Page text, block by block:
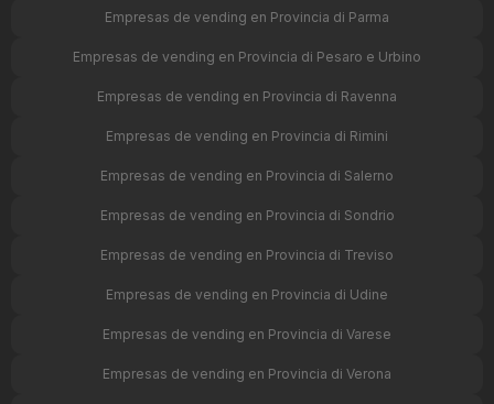
Empresas de vending en Provincia di Parma
Empresas de vending en Provincia di Pesaro e Urbino
Empresas de vending en Provincia di Ravenna
Empresas de vending en Provincia di Rimini
Empresas de vending en Provincia di Salerno
Empresas de vending en Provincia di Sondrio
Empresas de vending en Provincia di Treviso
Empresas de vending en Provincia di Udine
Empresas de vending en Provincia di Varese
Empresas de vending en Provincia di Verona